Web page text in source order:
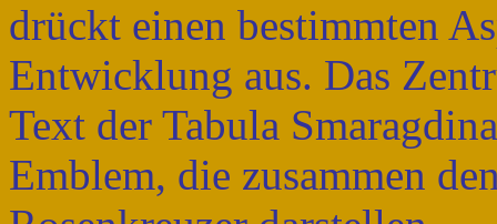
drückt einen bestimmten
Entwicklung aus. Das
Text der Tabula
Emblem, die zusammen